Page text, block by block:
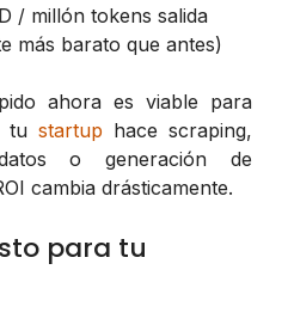
/ millón tokens salida
más barato que antes)
ahora es viable para
tu startup hace scraping,
o generación de
cambia drásticamente.
para tu